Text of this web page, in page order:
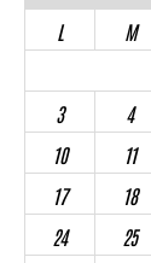
L
M
3
4
10
11
17
18
24
25